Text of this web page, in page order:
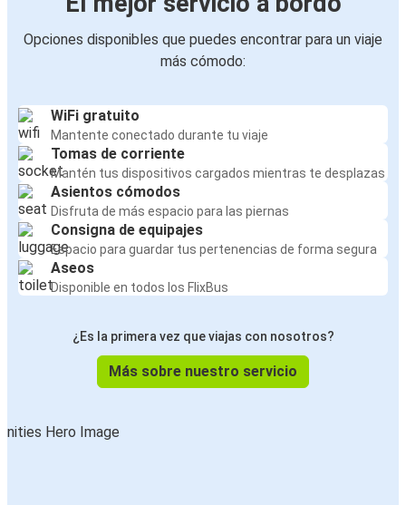
Opciones disponibles que puedes encontrar para un viaje
más cómodo:
WiFi gratuito
Mantente conectado durante tu viaje
Tomas de corriente
Mantén tus dispositivos cargados mientras te desplazas
Asientos cómodos
Disfruta de más espacio para las piernas
Consigna de equipajes
Espacio para guardar tus pertenencias de forma segura
Aseos
Disponible en todos los FlixBus
¿Es la primera vez que viajas con nosotros?
Más sobre nuestro servicio